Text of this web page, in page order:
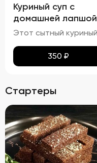
Куриный суп с
домашней лапшой
350 ₽
Стартеры